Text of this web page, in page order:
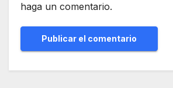
haga un comentario.